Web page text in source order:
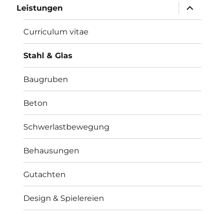
Leistungen
öffnen
Curriculum vitae
Stahl & Glas
Baugruben
Beton
Schwerlastbewegung
Behausungen
Gutachten
Design & Spielereien